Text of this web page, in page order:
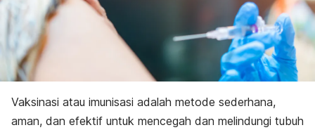
Vaksinasi atau imunisasi adalah metode sederhana,
aman, dan efektif untuk mencegah dan melindungi tubuh